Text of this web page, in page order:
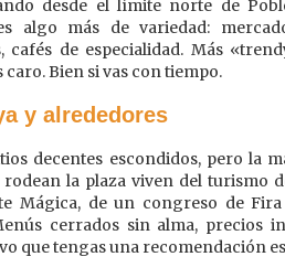
desde el límite norte de
algo más de variedad:
cafés de especialidad. Más
caro. Bien si vas con tiempo.
y alrededores
decentes escondidos, pero la
la plaza viven del turismo
Mágica, de un congreso de
cerrados sin alma, precios
que tengas una recomendación